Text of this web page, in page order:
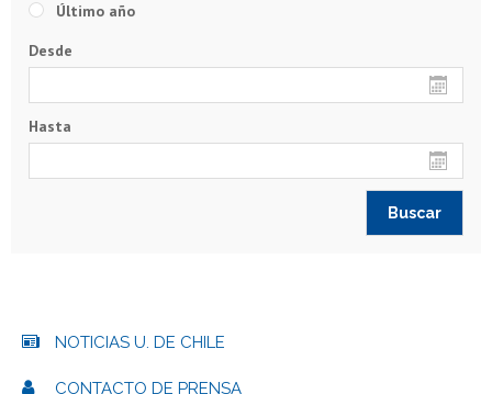
Último año
Desde
Hasta
NOTICIAS U. DE CHILE
CONTACTO DE PRENSA